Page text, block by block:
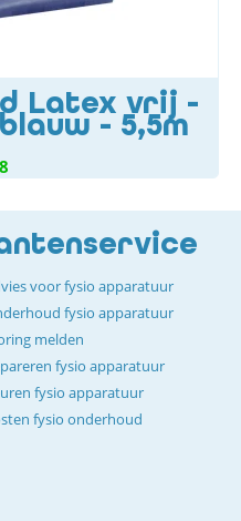
Latex vrij -
- 5,5m
voor fysio apparatuur
fysio apparatuur
melden
fysio apparatuur
fysio apparatuur
fysio onderhoud